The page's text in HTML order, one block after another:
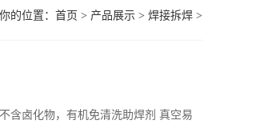
你的位置： 首页 > 产品展示> 焊接拆焊>
化物，有机免清洗助焊剂 真空易